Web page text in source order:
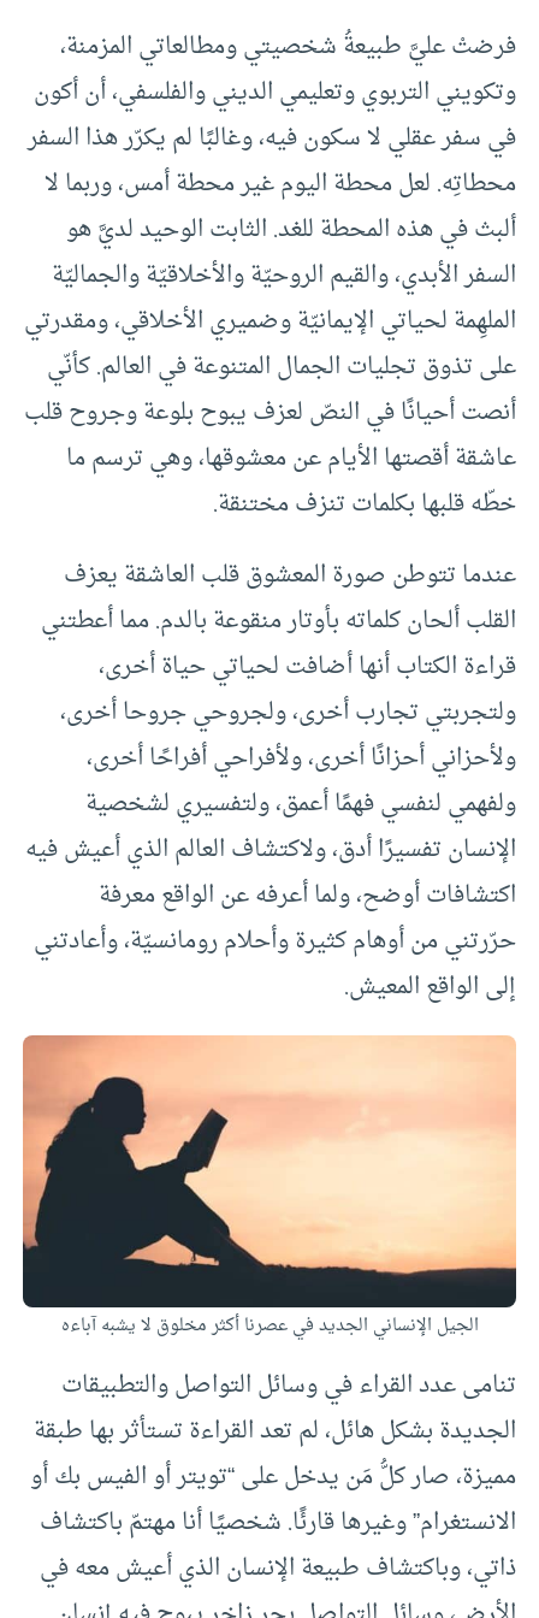
فرضتْ عليَّ طبيعةُ شخصيتي ومطالعاتي المزمنة،
وتكويني التربوي وتعليمي الديني والفلسفي، أن أكون
في سفر عقلي لا سكون فيه، وغالبًا لم يكرّر هذا السفر
محطاتِه. لعل محطة اليوم غير محطة أمس، وربما لا
ألبث في هذه المحطة للغد. الثابت الوحيد لديَّ هو
السفر الأبدي، والقيم الروحيّة والأخلاقيّة والجماليّة
الملهِمة لحياتي الإيمانيّة وضميري الأخلاقي، ومقدرتي
على تذوق تجليات الجمال المتنوعة في العالم. كأنّي
أنصت أحيانًا في النصّ لعزف يبوح بلوعة وجروح قلب
عاشقة أقصتها الأيام عن معشوقها، وهي ترسم ما
خطّه قلبها بكلمات تنزف مختنقة.
عندما تتوطن صورة المعشوق قلب العاشقة يعزف
القلب ألحان كلماته بأوتار منقوعة بالدم. مما ‏أعطتني
قراءة الكتاب أنها أضافت لحياتي حياة أخرى،
ولتجربتي تجارب أخرى، ولجروحي جروحا أخرى،
ولأحزاني أحزانًا أخرى، ولأفراحي أفراحًا أخرى،
ولفهمي لنفسي فهمًا أعمق، ولتفسيري لشخصية
الإنسان تفسيرًا أدق، ولاكتشاف العالم الذي أعيش فيه
اكتشافات أوضح، ولما أعرفه عن الواقع معرفة
حرّرتني من أوهام كثيرة وأحلام رومانسيّة، وأعادتني
إلى الواقع المعيش.
الجيل الإنساني الجديد في عصرنا أكثر مخلوق لا يشبه آباءه
تنامى عدد القراء في وسائل التواصل والتطبيقات
الجديدة بشكل هائل، لم تعد القراءة تستأثر بها طبقة
مميزة، صار كلُّ مَن يدخل على “تويتر أو الفيس بك أو
الانستغرام” وغيرها قارئًا. شخصيًا أنا مهتمّ باكتشاف
ذاتي، وباكتشاف طبيعة الإنسان الذي أعيش معه في